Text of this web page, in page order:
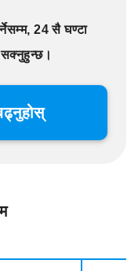
24 सै घण्टा
सक्नुहुन्छ।